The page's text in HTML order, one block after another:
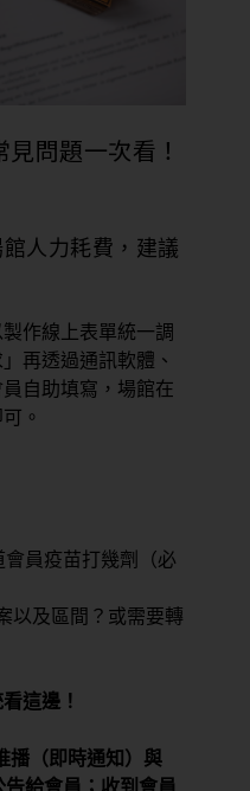
問題一次看！
人力耗費，建議
作線上表單統一調
再透過通訊軟體、
自助填寫，場館在
。
會員疫苗打幾劑（必
以及區間？或需要轉
這邊！
播（即時通知）與
給會員；收到會員